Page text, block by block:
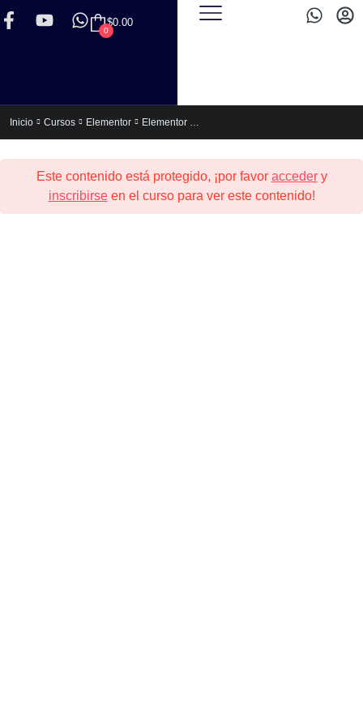
$0.00
0
Inicio Cursos Elementor Elementor Express (Para no Programadores)
Este contenido está protegido, ¡por favor accedery
inscribirseen el curso para ver este contenido!